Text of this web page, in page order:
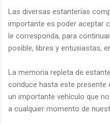
Las diversas estanterías
importante es poder aceptar
le corresponda, para
posible, libres y entusiastas,
La memoria repleta de
conduce hasta este presente
un importante vehículo que
a cualquier momento de